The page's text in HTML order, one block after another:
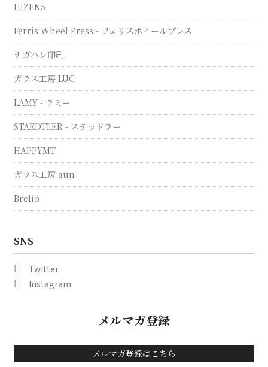
HIZEN5
Ferris Wheel Press - フェリスホイールプレス
ナガハシ印刷
ガラス工房 LUC
LAMY - ラミー
STAEDTLER - ステッドラー
HAPPYMT
ガラス工房 aun
Brelio
SNS
Twitter
Instagram
メルマガ登録
メルマガ登録はこちら